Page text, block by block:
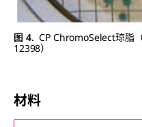
图 4. CP ChromoSelect琼脂
12398）
材料